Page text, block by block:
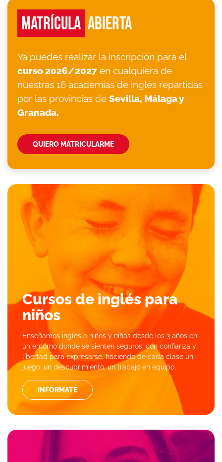
MATRÍCULA ABIERTA
Ya puedes realizar la inscripción para el
curso 2026/2027 en cualquiera de
nuestras 16 academias de inglés repartidas
por las provincias de Sevilla, Málaga y
Granada.
QUIERO MATRICULARME
Cursos de inglés para
niños
Enseñamos inglés a niños y niñas desde los 3 años en
un entorno donde se sienten seguros, con confianza y
libertad para expresarse, haciendo de cada clase un
juego, un descubrimiento, un trabajo en equipo.
INFÓRMATE